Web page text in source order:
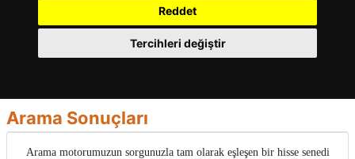
Reddet
Tercihleri değiştir
Arama Sonuçları
Arama motorumuzun sorgunuzla tam olarak eşleşen bir hisse senedi